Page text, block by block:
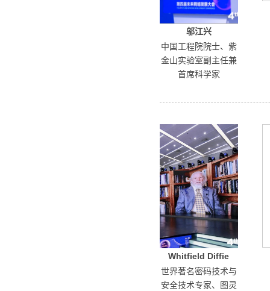
邬江兴
中国工程院院士、紫
金山实验室副主任兼
首席科学家
Whitfield Diffie
世界著名密码技术与
安全技术专家、图灵